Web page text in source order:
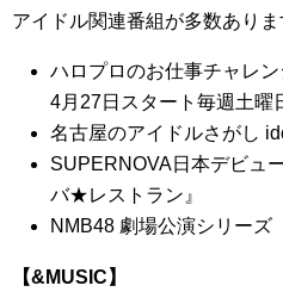
アイドル関連番組が多数ありま
ハロプロのお仕事チャレン
4月27日スタート毎週土曜
名古屋のアイドルさがし
SUPERNOVA日本デビュ
バ★レストラン』
NMB48 劇場公演シリーズ
【&MUSIC】